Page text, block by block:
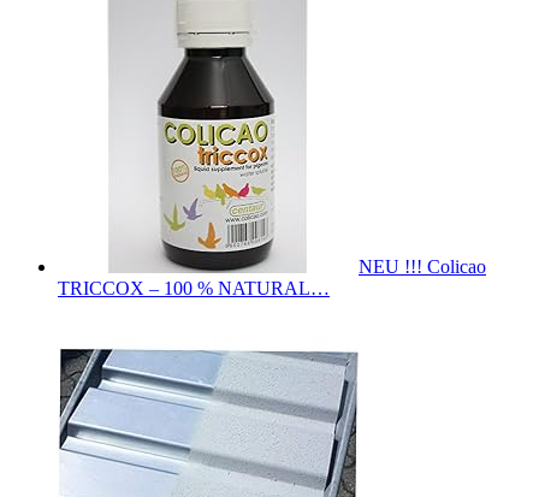
NEU !!! Colicao
TRICCOX – 100 % NATURAL…